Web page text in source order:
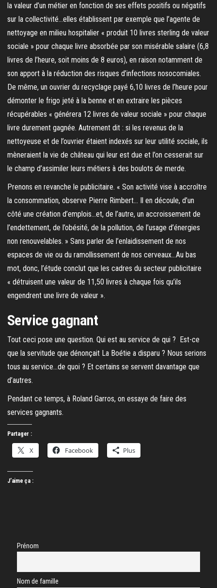
la valeur d’un métier en fonction de ses effets positifs ou négatifs
sur la collectivité…elles établissent par exemple que l’agente de
nettoyage en milieu hospitalier « produit 10 livres sterling de valeur
sociale » pour chaque livre absorbée par son misérable salaire (6,8
livres de l’heure, soit moins de 8 euros), en raison notamment de
son apport à la réduction des risques d’infections nosocomiales.
De même, un ouvrier du recyclage payé 6,10 livres de l’heure pour
démonter le frigo jeté à la benne et en extraire les pièces
récupérables « générera 12 livres de valeur sociale » pour chaque
livre durement gagnée. Autrement dit : si les revenus de la
nettoyeuse et de l’ouvrier étaient indexés sur leur utilité sociale, ils
mèneraient la vie de château qui leur est due et l’on cesserait sur
le champ d’assimiler leurs métiers à des boulots de merde.
Prenons en revanche le publicitaire. « Son activité vise à accroître
la consommation, observe Pierre Rimbert… Il en découle, d’un
côté une création d’emplois…et, de l’autre, un accroissement de
l’endettement, de l’obésité, de la pollution, de l’usage d’énergies
non renouvelables. » Sans parler de l’enlaidissement de nos
espaces de vie ou du ramollissement de nos cerveaux…Au bas
mot, donc, l’étude conclut que les cadres du secteur publicitaire
« détruisent une valeur de 11,50 livres à chaque fois qu’ils
engendrent une livre de valeur ».
Service gagnant
Tout ceci pose une question. Qui est au service de qui ? Est-ce
que la servitude que dénonçait La Boétie a disparu ? Nous serions
tous au service…de quoi ? Et certains se servent davantage que
d’autres.
Pendant ce temps, à Roland Garros, on essaye de faire des
services gagnants.
Partager :
X Facebook Plus
J’aime ça :
Prénom
Nom de famille